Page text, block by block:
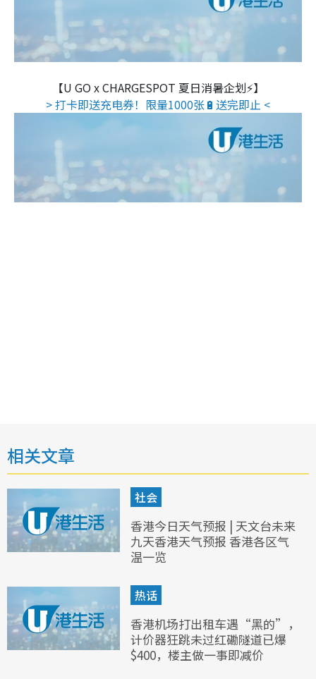
【U GO x CHARGESPOT 夏日消暑企划⚡】
> 打卡即送充电券！限量1000张🔋送完即止 <
相关文章
社会
香港今日天气预报 | 天文台未来
九天香港天气预报 香港各区气
温一览
热话
香港机场打出租车遇“黑的”，
计价器狂跳未过红磡隧道已爆
$400，楼主做一事即减价